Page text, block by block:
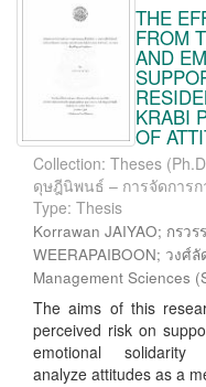
THE
FROM
AND
KRABI
OF
Collection: Theses
ดุษฎีนิพนธ์ – การจัดการก
Type: Thesis
Korrawan JAIYAO; กรว
WEERAPAIBOON; วงศ์
Management Sciences (
The aims of this
perceived risk on
emotional
analyze attitudes as a